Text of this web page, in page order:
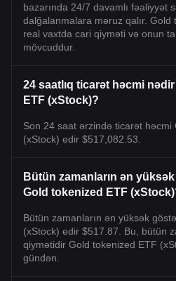
bazarında 24/7 davamlı fəaliyyət
dalğalanmalara məruz qalır.
real vaxtda cari qiyməti və onun
mövcuddur.
24 saatlıq ticarət həcmi
ETF (xStock)?
Son 24 saat ərzində ticarət həcmi
(xStock) edir $517,082.53.
Bütün zamanların ən
Gold tokenized ETF
Bütün zamanların ən yüksək
(xStock) edir $517.87. Bu, bütün
qiymətidir Gold tokenized ETF
gündən.